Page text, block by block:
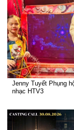
Jenny Tuyết Phụng
nhạc HTV3